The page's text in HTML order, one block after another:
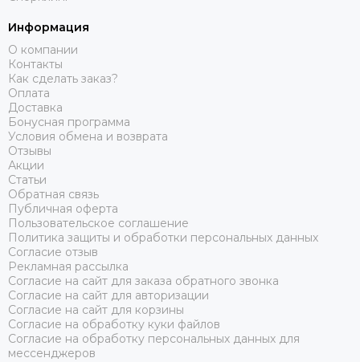
Информация
О компании
Контакты
Как сделать заказ?
Оплата
Доставка
Бонусная программа
Условия обмена и возврата
Отзывы
Акции
Статьи
Обратная связь
Публичная оферта
Пользовательское соглашение
Политика защиты и обработки персональных данных
Согласие отзыв
Рекламная рассылка
Согласие на сайт для заказа обратного звонка
Согласие на сайт для авторизации
Согласие на сайт для корзины
Согласие на обработку куки файлов
Согласие на обработку персональных данных для
мессенджеров